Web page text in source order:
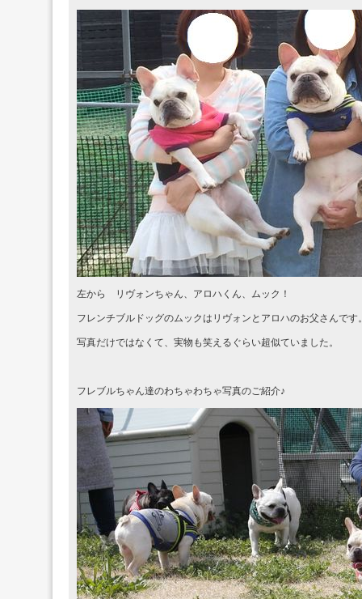
左から リヴォンちゃん、アロハくん、ムック！
フレンチブルドッグのムックはリヴォンとアロハのお父さんです
写真だけではなくて、実物も笑えるぐらい超似ていました。
フレブルちゃん達のわちゃわちゃ写真のご紹介♪